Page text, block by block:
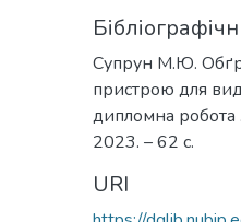
Супрун М.Ю.
пристрою для
дипломна робота
2023. – 62 с.
URI